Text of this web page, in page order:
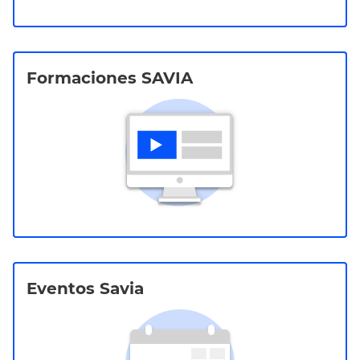
Formaciones SAVIA
Eventos Savia